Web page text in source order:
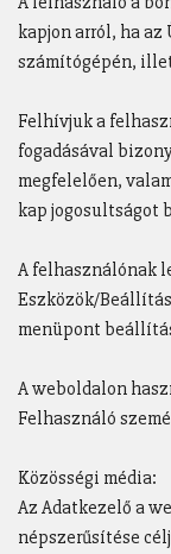
kapjon arról, ha
számítógépén,
Felhívjuk a
fogadásával
megfelelően,
kap jogosultságot
A felhasználónak
Eszközök/
menüpont
A weboldalon
Felhasználó
Közösségi média:
Az Adatkezelő a
népszerűsítése